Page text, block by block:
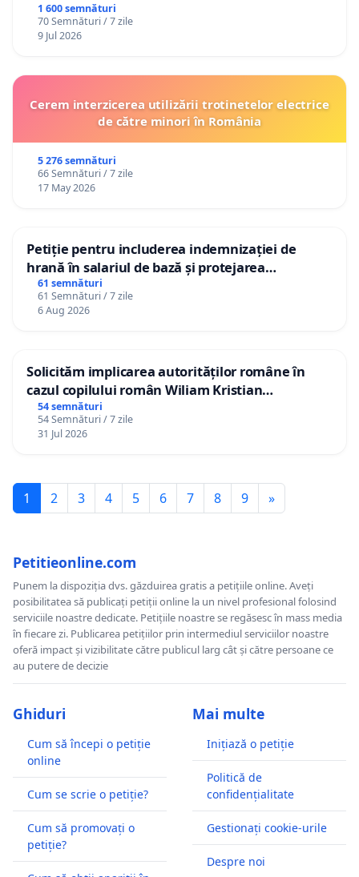
1 600 semnături
70 Semnături / 7 zile
9 Jul 2026
Cerem interzicerea utilizării trotinetelor electrice
de către minori în România
5 276 semnături
66 Semnături / 7 zile
17 May 2026
Petiție pentru includerea indemnizației de
hrană în salariul de bază și protejarea
gradațiilor de vechime pentru asistenții
personali
61 semnături
61 Semnături / 7 zile
6 Aug 2026
Solicităm implicarea autorităților române în
cazul copilului român Wiliam Kristian
Gheorghe, aflat în plasament în Danemarca de
12 ani
54 semnături
54 Semnături / 7 zile
31 Jul 2026
1 2 3 4 5 6 7 8 9 »
Petitieonline.com
Punem la dispoziția dvs. găzduirea gratis a petițiile online. Aveți
posibilitatea să publicați petiții online la un nivel profesional folosind
serviciile noastre dedicate. Petițiile noastre se regăsesc în mass media
în fiecare zi. Publicarea petițiilor prin intermediul serviciilor noastre
oferă impact și vizibilitate către publicul larg cât și către persoane ce
au putere de decizie
Ghiduri
Cum să începi o petiție
online
Cum se scrie o petiție?
Cum să promovați o
petiție?
Mai multe
Inițiază o petiție
Politică de
confidențialitate
Gestionați cookie-urile
Despre noi